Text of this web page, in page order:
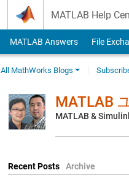
MATLAB Help
MATLAB Answers File
All MathWorks Blogs
MATLAB
MATLAB &
Recent Posts Archive